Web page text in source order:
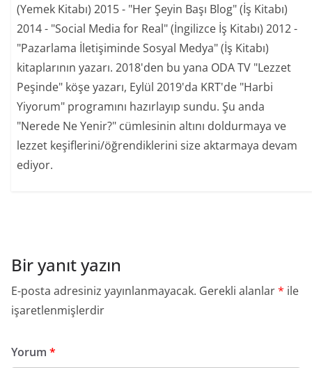
(Yemek Kitabı) 2015 - "Her Şeyin Başı Blog" (İş Kitabı)
2014 - "Social Media for Real" (İngilizce İş Kitabı) 2012 -
"Pazarlama İletişiminde Sosyal Medya" (İş Kitabı)
kitaplarının yazarı. 2018'den bu yana ODA TV "Lezzet
Peşinde" köşe yazarı, Eylül 2019'da KRT'de "Harbi
Yiyorum" programını hazırlayıp sundu. Şu anda
"Nerede Ne Yenir?" cümlesinin altını doldurmaya ve
lezzet keşiflerini/öğrendiklerini size aktarmaya devam
ediyor.
Bir yanıt yazın
E-posta adresiniz yayınlanmayacak. Gerekli alanlar* ile
işaretlenmişlerdir
Yorum *